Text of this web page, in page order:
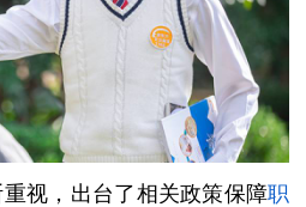
视，出台了相关政策保障职